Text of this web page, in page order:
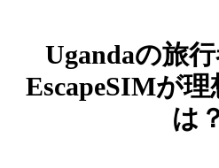
Ugandaの旅
EscapeSIMが
は